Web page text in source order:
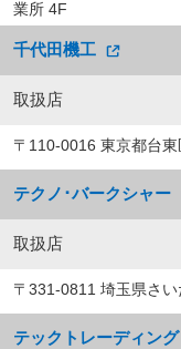
業所 4F
千代田機工
取扱店
〒110-0016 東京都台
テクノ･バークシャー
取扱店
〒331-0811 埼玉県さ
テックトレーディング